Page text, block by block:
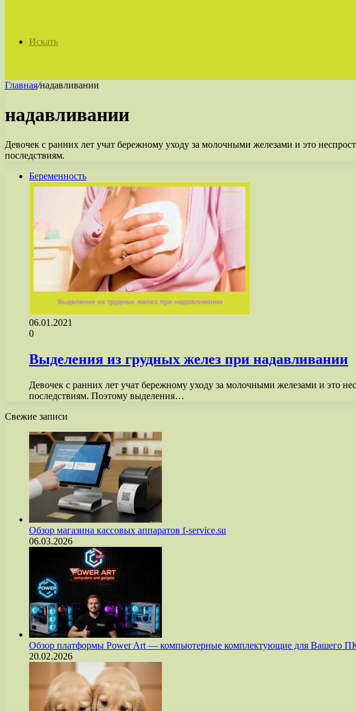
Искать
Главная/надавливании
надавливании
Девочек с ранних лет учат бережному уходу за молочными железами и это
последствиям.
Беременность
06.01.2021
0
Выделения из грудных желез при надавливании
Девочек с ранних лет учат бережному уходу за молочными железами и это
последствиям. Поэтому выделения…
Свежие записи
Обзор магазина кассовых аппаратов f-service.su
06.03.2026
Обзор платформы Power Art — компьютерные комплектующие для Вашего
20.02.2026